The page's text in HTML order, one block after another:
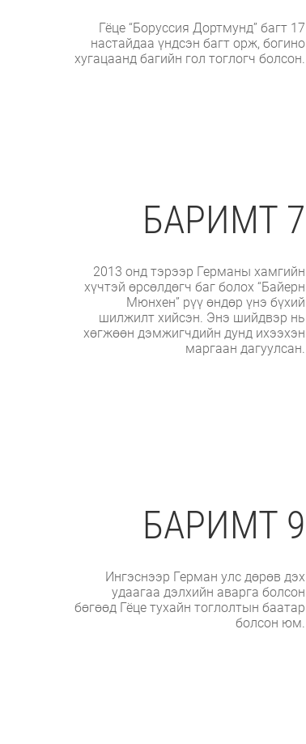
Гёце “Боруссия Дортмунд” багт 17
настайдаа үндсэн багт орж, богино
хугацаанд багийн гол тоглогч болсон.
БАРИМТ 7
2013 онд тэрээр Германы хамгийн
хүчтэй өрсөлдөгч баг болох “Байерн
Мюнхен” рүү өндөр үнэ бүхий
шилжилт хийсэн. Энэ шийдвэр нь
хөгжөөн дэмжигчдийн дунд ихээхэн
маргаан дагуулсан.
БАРИМТ 9
Ингэснээр Герман улс дөрөв дэх
удаагаа дэлхийн аварга болсон
бөгөөд Гёце тухайн тоглолтын баатар
болсон юм.